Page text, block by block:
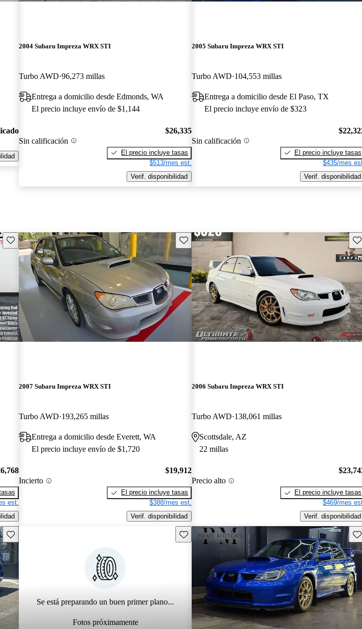
2004 Subaru Impreza WRX STI
Turbo AWD 96,273 millas
Entrega a domicilio desde Edmonds, WA
El precio incluye envío de $1,144
Sin calificación
$26,335
El precio incluye tasas
$513/mes est.
Verif. disponibilidad
2005 Subaru Impreza WRX STI
Turbo AWD 104,553 millas
Entrega a domicilio desde El Paso, TX
El precio incluye envío de $323
Sin calificación
El precio incluye tasas
$435/mes
Verif. disponibilidad
Guarda este Aviso
est.
Guarda este Aviso
2007 Subaru Impreza WRX STI
Turbo AWD 193,265 millas
Entrega a domicilio desde Everett, WA
El precio incluye envío de $1,720
Incierto
$19,912
El precio incluye tasas
$388/mes est.
Verif. disponibilidad
2006 Subaru Impreza WRX STI
Turbo AWD 138,061 millas
Scottsdale, AZ
22 millas
Precio alto
El precio incluye tasas
$469/mes
Verif. disponibilidad
Guarda este Aviso
Se está preparando un buen primer plano...
Fotos próximamente
Guarda este Aviso